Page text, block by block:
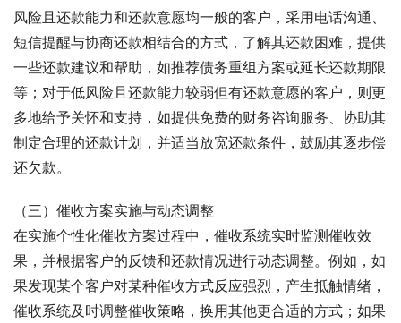
风险且还款能力和还款意愿均一般的客户，采用电话沟通、
短信提醒与协商还款相结合的方式，了解其还款困难，提供
一些还款建议和帮助，如推荐债务重组方案或延长还款期限
等；对于低风险且还款能力较弱但有还款意愿的客户，则更
多地给予关怀和支持，如提供免费的财务咨询服务、协助其
制定合理的还款计划，并适当放宽还款条件，鼓励其逐步偿
还欠款。
（三）催收方案实施与动态调整
在实施个性化催收方案过程中，催收系统实时监测催收效
果，并根据客户的反馈和还款情况进行动态调整。例如，如
果发现某个客户对某种催收方式反应强烈，产生抵触情绪，
催收系统及时调整催收策略，换用其他更合适的方式；如果